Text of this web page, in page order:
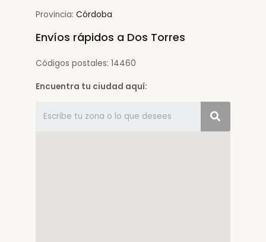
Provincia: Córdoba
Envíos rápidos a Dos Torres
Códigos postales: 14460
Encuentra tu ciudad aquí: